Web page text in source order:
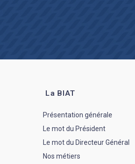
La BIAT
Présentation générale
Le mot du Président
Le mot du Directeur Général
Nos métiers